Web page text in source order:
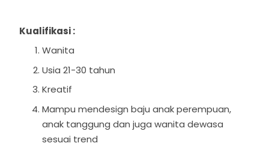
Kualifikasi :
Wanita
Usia 21-30 tahun
Kreatif
Mampu mendesign baju anak perempuan,
anak tanggung dan juga wanita dewasa
sesuai trend